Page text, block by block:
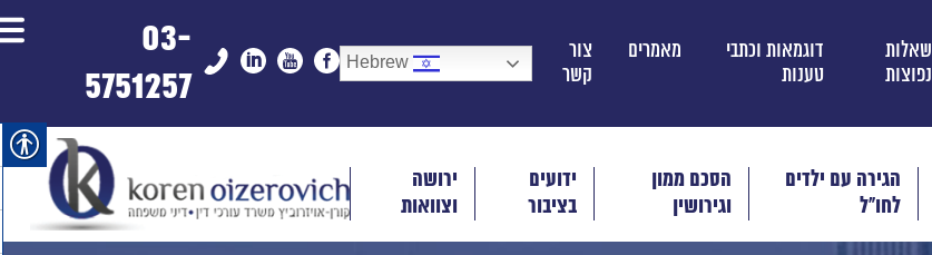
שאלות
נפוצות
דוגמאות וכתבי
טענות
מאמרים
צור
קשר
Hebrew
03-
5751257
הגירה עם ילדים
לחו"ל
הסכם ממון
וגירושין
ידועים
בציבור
ירושה
וצוואות